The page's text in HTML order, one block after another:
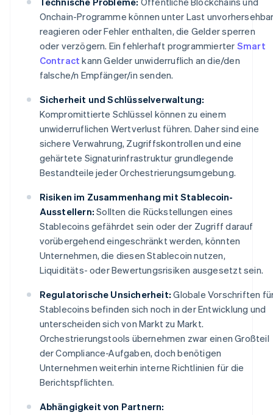
Onchain-Programme können unter Last
reagieren oder Fehler enthalten, die Gelder sperren
oder verzögern. Ein fehlerhaft programmierter Smart
Contract kann Gelder unwiderruflich an die/den
falsche/n Empfänger/in senden.
Sicherheit und Schlüsselverwaltung:
Kompromittierte Schlüssel können zu einem
unwiderruflichen Wertverlust führen. Daher sind eine
sichere Verwahrung, Zugriffskontrollen und eine
gehärtete Signaturinfrastruktur grundlegende
Bestandteile jeder Orchestrierungsumgebung.
Risiken im Zusammenhang mit Stablecoin-
Ausstellern: Sollten die Rückstellungen eines
Stablecoins gefährdet sein oder der Zugriff darauf
vorübergehend eingeschränkt werden, könnten
Unternehmen, die diesen Stablecoin nutzen,
Liquiditäts- oder Bewertungsrisiken ausgesetzt sein.
Regulatorische Unsicherheit: Globale Vorschriften
Stablecoins befinden sich noch in der Entwicklung und
unterscheiden sich von Markt zu Markt.
Orchestrierungstools übernehmen zwar einen Großteil
der Compliance-Aufgaben, doch benötigen
Unternehmen weiterhin interne Richtlinien für die
Berichtspflichten.
Abhängigkeit von Partnern: